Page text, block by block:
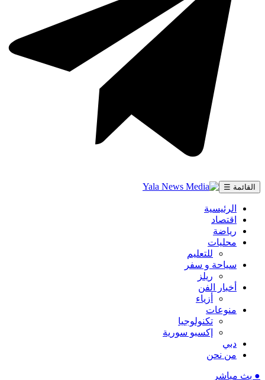
القائمة ☰
الرئيسية
اقتصاد
رياضة
محليات
للتعليم
سياحة و سفر
ريلز
أخبار الفن
أزياء
منوعات
تكنولوجيا
إكسبو سورية
دبي
من نحن
● بث مباشر